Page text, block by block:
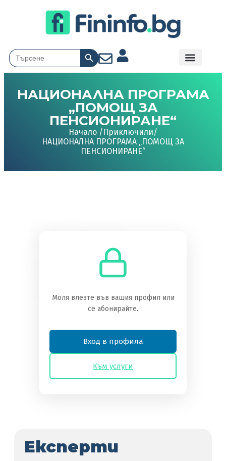
Search
for:
Search Button
НАЦИОНАЛНА ПРОГРАМА
„ПОМОЩ ЗА
ПЕНСИОНИРАНЕ“
Начало / Приключили/
НАЦИОНАЛНА ПРОГРАМА „ПОМОЩ ЗА
ПЕНСИОНИРАНЕ“
Експерти
Трябва да сте абонат, за да получите
достъп до това съдържание.
Преглед на нивата на абонамент
Моля влезте във вашия профил или
се абонирайте.
Вход в профила
Kъм услуги